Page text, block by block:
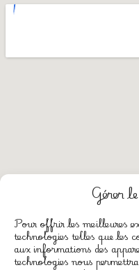
Gérer
Pour offrir les meilleures
technologies telles que les
aux informations des
technologies nous